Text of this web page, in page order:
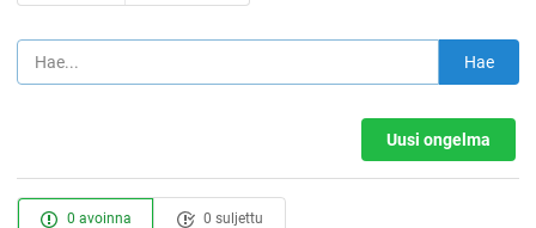
Hae
Uusi ongelma
0 avoinna 0 suljettu